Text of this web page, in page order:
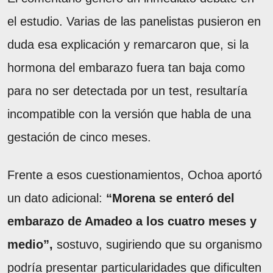
el estudio. Varias de las panelistas pusieron en
duda esa explicación y remarcaron que, si la
hormona del embarazo fuera tan baja como
para no ser detectada por un test, resultaría
incompatible con la versión que habla de una
gestación de cinco meses.
Frente a esos cuestionamientos, Ochoa aportó
un dato adicional: “Morena se enteró del
embarazo de Amadeo a los cuatro meses y
medio”, sostuvo, sugiriendo que su organismo
podría presentar particularidades que dificulten